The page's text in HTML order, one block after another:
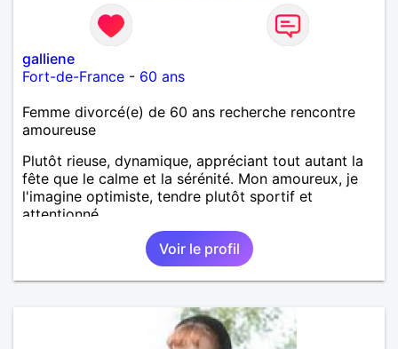
galliene
Fort-de-France - 60 ans
Femme divorcé(e) de 60 ans recherche rencontre
amoureuse
Plutôt rieuse, dynamique, appréciant tout autant la
fête que le calme et la sérénité. Mon amoureux, je
l'imagine optimiste, tendre plutôt sportif et
attentionné.
Voir le profil